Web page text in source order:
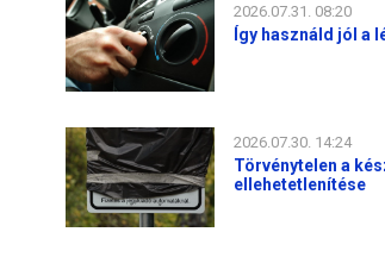
2026.07.31. 08:20
Így használd jól a
2026.07.30. 14:24
Törvénytelen a
ellehetetlenítése